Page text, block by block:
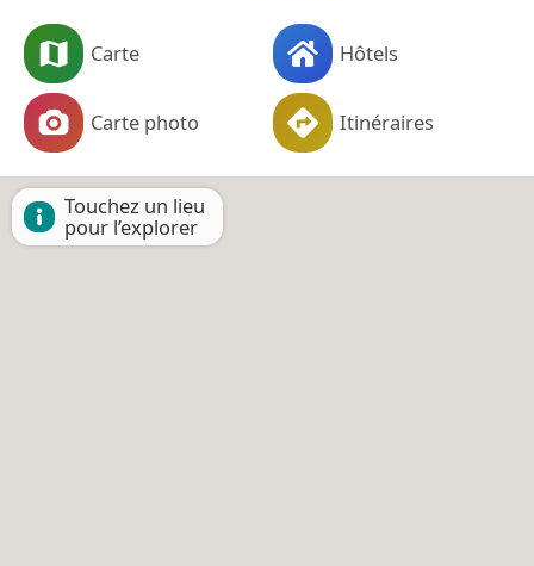
Carte Hôtels
Carte photo Itinéraires
Touchez un lieu
pour l’explorer